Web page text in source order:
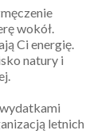
wokół.
Ci energię.
natury i
letnich